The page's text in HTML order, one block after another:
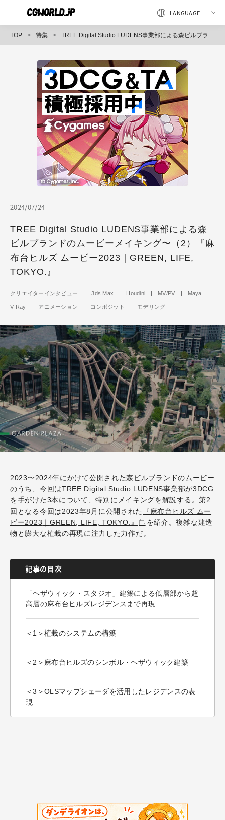
TOP 特集 TREE Digital Studio LUDENS事業部による森ビルブランドのムービーメイキング〜（2）『麻布台ヒルズ ムービー2023｜GREEN, LIFE, TOKYO.』
2024/07/24
TREE Digital Studio LUDENS事業部による森
ビルブランドのムービーメイキング〜（2）『麻
布台ヒルズ ムービー2023｜GREEN, LIFE,
TOKYO.』
クリエイターインタビュー 3ds Max Houdini MV/PV Maya
V-Ray アニメーション コンポジット モデリング
2023〜2024年にかけて公開された森ビルブランドのムービー
のうち、今回はTREE Digital Studio LUDENS事業部が3DCG
を手がけた3本について、特別にメイキングを解説する。第2
回となる今回は2023年8 月に公開された
『麻布台ヒルズ ムー
ビー2023 ｜ GREEN, LIFE, TOKYO. 』
を紹介。複雑な建造
物と膨大な植栽の再現に注力した力作だ。
記事の目次
「ヘザウィック・スタジオ」建築による低層部から超
高層の麻布台ヒルズレジデンスまで再現
＜1＞植栽のシステムの構築
＜2＞麻布台ヒルズのシンボル・ヘザウィック建築
＜3＞OLSマップシェーダを活用したレジデンスの表
現